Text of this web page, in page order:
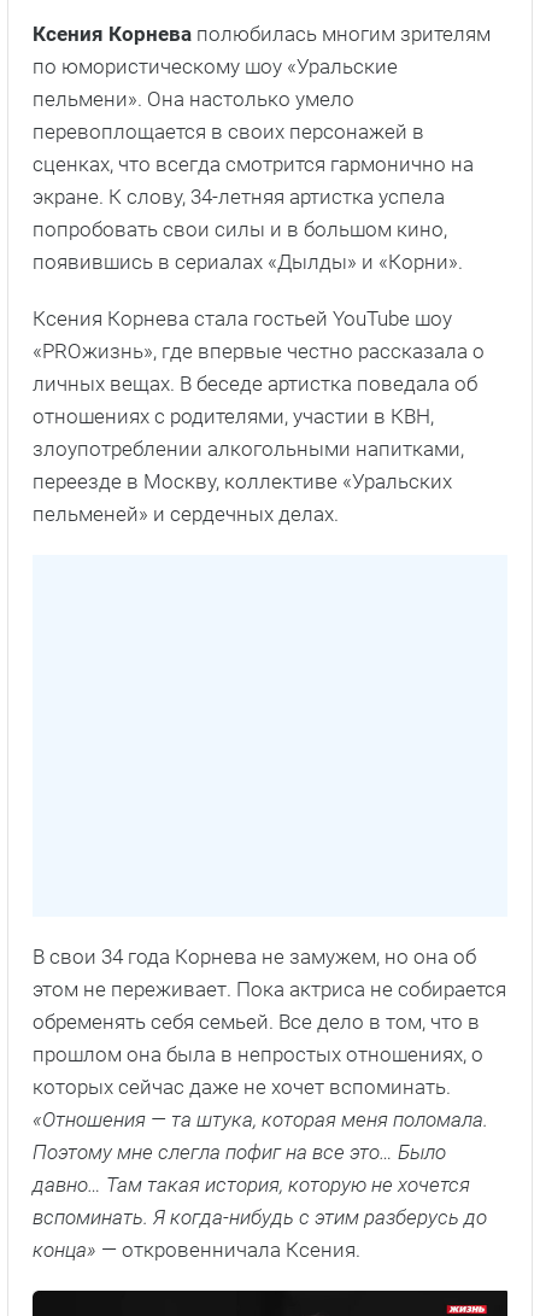
Ксения Корнева полюбилась многим зрителям
по юмористическому шоу «Уральские
пельмени». Она настолько умело
перевоплощается в своих персонажей в
сценках, что всегда смотрится гармонично на
экране. К слову, 34-летняя артистка успела
попробовать свои силы и в большом кино,
появившись в сериалах «Дылды» и «Корни».
Ксения Корнева стала гостьей YouTube шоу
«PROжизнь», где впервые честно рассказала о
личных вещах. В беседе артистка поведала об
отношениях с родителями, участии в КВН,
злоупотреблении алкогольными напитками,
переезде в Москву, коллективе «Уральских
пельменей» и сердечных делах.
В свои 34 года Корнева не замужем, но она об
этом не переживает. Пока актриса не собирается
обременять себя семьей. Все дело в том, что в
прошлом она была в непростых отношениях, о
которых сейчас даже не хочет вспоминать.
«Отношения — та штука, которая меня поломала.
Поэтому мне слегла пофиг на все это… Было
давно… Там такая история, которую не хочется
вспоминать. Я когда-нибудь с этим разберусь до
конца» — откровенничала Ксения.